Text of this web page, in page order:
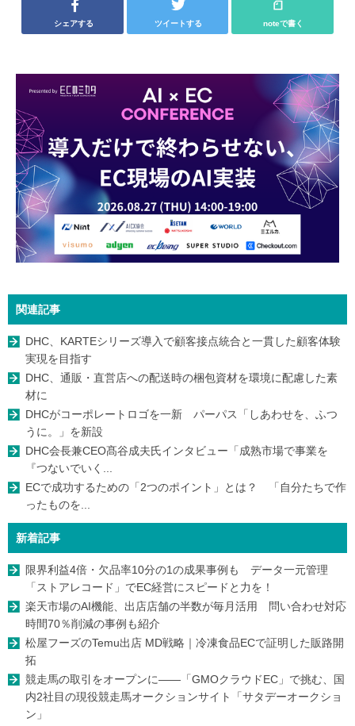
シェアする ツイートする noteで書く
関連記事
DHC、KARTEシリーズ導入で顧客接点統合と一貫した顧客体験
実現を目指す
DHC、通販・直営店への配送時の梱包資材を環境に配慮した素
材に
DHCがコーポレートロゴを一新 パーパス「しあわせを、ふつ
うに。」を新設
DHC会長兼CEO髙谷成夫氏インタビュー「成熟市場で事業を
『つないでいく...
ECで成功するための「2つのポイント」とは？ 「自分たちで作
ったものを...
新着記事
限界利益4倍・欠品率10分の1の成果事例も データ一元管理
「ストアレコード」でEC経営にスピードと力を！
楽天市場のAI機能、出店店舗の半数が毎月活用 問い合わせ対応
時間70％削減の事例も紹介
松屋フーズのTemu出店 MD戦略｜冷凍食品ECで証明した販路開
拓
競走馬の取引をオープンに――「GMOクラウドEC」で挑む、国
内2社目の現役競走馬オークションサイト「サタデーオークショ
ン」